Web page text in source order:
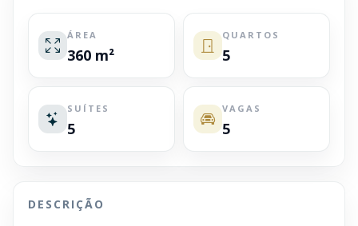
ÁREA
360 m²
QUARTOS
5
SUÍTES
5
VAGAS
5
DESCRIÇÃO